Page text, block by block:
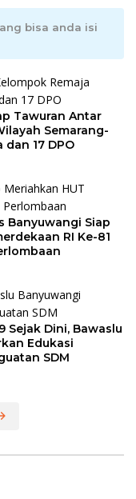
bisa anda isi
Tawuran Antar
Semarang-
dan 17 DPO
Banyuwangi Siap
RI Ke-81
Sejak Dini, Bawaslu
Edukasi
SDM